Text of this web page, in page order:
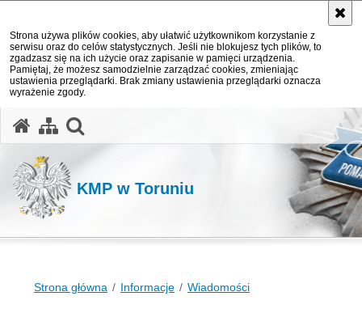
Strona używa plików cookies, aby ułatwić użytkownikom korzystanie z
serwisu oraz do celów statystycznych. Jeśli nie blokujesz tych plików, to
zgadzasz się na ich użycie oraz zapisanie w pamięci urządzenia.
Pamiętaj, że możesz samodzielnie zarządzać cookies, zmieniając
ustawienia przeglądarki. Brak zmiany ustawienia przeglądarki oznacza
wyrażenie zgody.
KMP w Toruniu
Strona główna Informacje Wiadomości